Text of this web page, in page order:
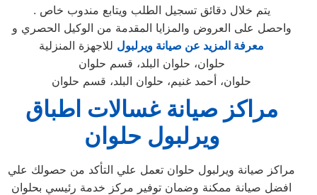
. يتم خلال دقائق تسجيل الطلب ويتابع مندوب خاص
واحصل على العروض والمزايا المقدمة من الوكيل الحصري و
معرفة المزيد عن صيانة ويرلبول للاجهزة المنزلية
حلوان، حلوان البلد، قسم حلوان
حلوان، أحمد غنيم، حلوان البلد، قسم حلوان
مراكز صيانة غسالات اطباق
ويرلبول حلوان
مراكز صيانة ويرلبول حلوان تعمل علي التأكد من حصولك علي
افضل صيانة ممكنة وضمان توفير مركز خدمة رئيسي بحلوان